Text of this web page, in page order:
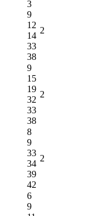
3
9
12
14
33
38
2
9
15
19
32
33
38
2
8
9
33
34
39
42
2
6
9